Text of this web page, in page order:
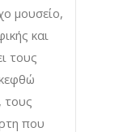
μουσείο,
και
τους
τους
που